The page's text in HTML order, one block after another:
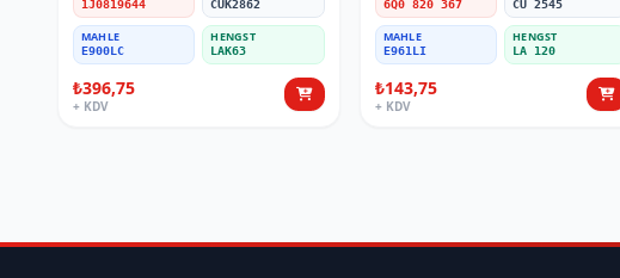
1J0819644 CUK2862
MAHLE
E900LC
HENGST
LAK63
₺396,75
+ KDV
6Q0 820 367 CU 2545
MAHLE
E961LI
HENGST
LA 120
₺143,75
+ KDV